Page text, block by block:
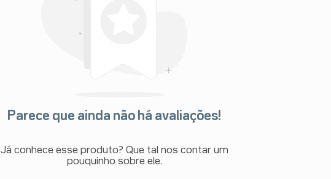
Parece que ainda não há avaliações!
Já conhece esse produto? Que tal nos contar um
pouquinho sobre ele.